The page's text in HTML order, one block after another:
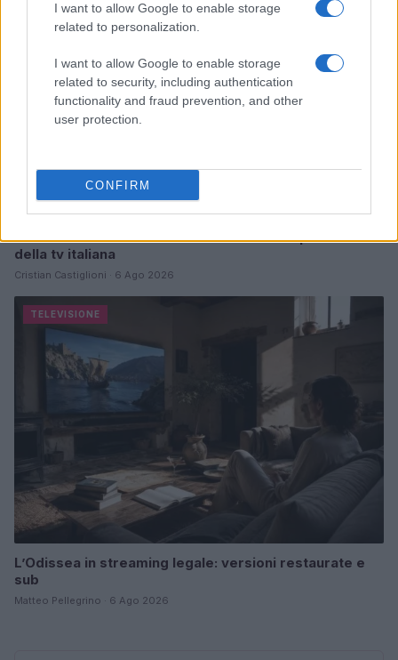
I want to allow Google to enable storage
related to personalization.
I want to allow Google to enable storage
related to security, including authentication
functionality and fraud prevention, and other
user protection.
CONFIRM
Giuliana Gardini: la vita straordinaria della pioniera
della tv italiana
Cristian Castiglioni · 6 Ago 2026
TELEVISIONE
L’Odissea in streaming legale: versioni restaurate e
sub
Matteo Pellegrino · 6 Ago 2026